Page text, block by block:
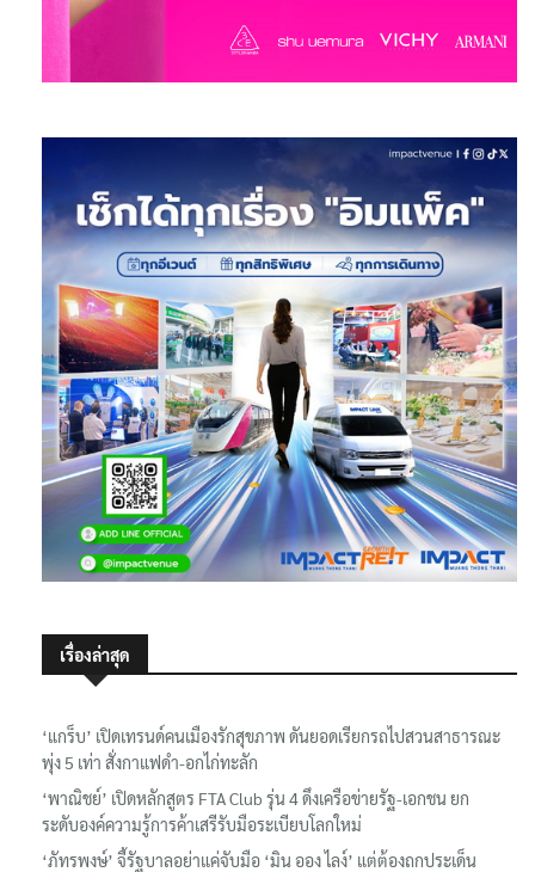
เรื่องล่าสุด
‘แกร็บ’ เปิดเทรนด์คนเมืองรักสุขภาพ ดันยอดเรียกรถไปสวนสาธารณะ
พุ่ง 5 เท่า สั่งกาแฟดำ-อกไก่ทะลัก
‘พาณิชย์’ เปิดหลักสูตร FTA Club รุ่น 4 ดึงเครือข่ายรัฐ-เอกชน ยก
ระดับองค์ความรู้การค้าเสรีรับมือระเบียบโลกใหม่
‘ภัทรพงษ์’ จี้รัฐบาลอย่าแค่จับมือ ‘มิน ออง ไลง์’ แต่ต้องถกประเด็น